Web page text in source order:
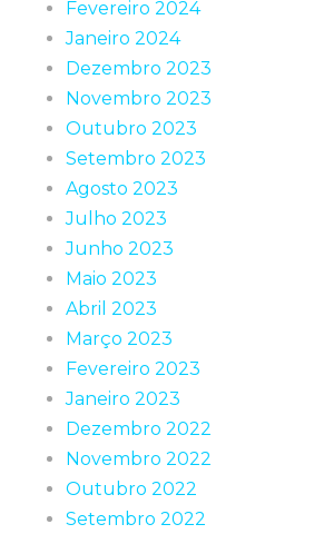
Fevereiro 2024
Janeiro 2024
Dezembro 2023
Novembro 2023
Outubro 2023
Setembro 2023
Agosto 2023
Julho 2023
Junho 2023
Maio 2023
Abril 2023
Março 2023
Fevereiro 2023
Janeiro 2023
Dezembro 2022
Novembro 2022
Outubro 2022
Setembro 2022